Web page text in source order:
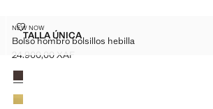
Tallas
TALLA ÚNICABOLSO HOMBRO BOLSILLOS HEBILLA
NEW NOW
Bolso hombro bolsillos hebilla
BOLSO HOMBRO BOLSILLOS HEBILLA
Precio actual [24.900,00 XAF ]
24.900,00 XAF
Colores